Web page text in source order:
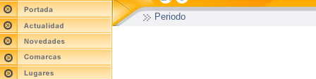
Periodo